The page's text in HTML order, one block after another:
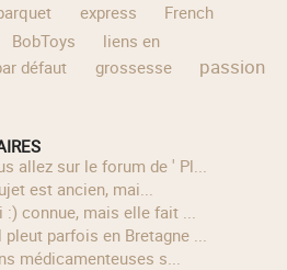
express
French
BobToys
liens en
défaut grossesse
passion
allez sur le forum de ' Pl...
est ancien, mai...
connue, mais elle fait ...
pleut parfois en Bretagne ...
médicamenteuses s...